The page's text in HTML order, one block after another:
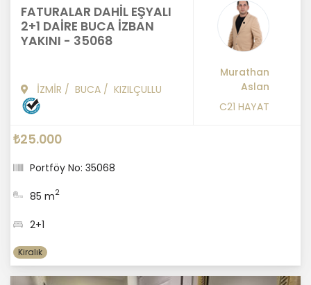
FATURALAR DAHİL EŞYALI
2+1 DAİRE BUCA İZBAN
YAKINI - 35068
İZMİR / BUCA / KIZILÇULLU
Murathan
Aslan
C21 HAYAT
₺25.000
Portföy No: 35068
85 m2
2+1
Kiralık